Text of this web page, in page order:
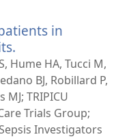
janela)
in
uma
nova
janela)
Hume HA, Tucci M,
BJ, Robillard P,
TRIPICU
Trials Group;
Investigators